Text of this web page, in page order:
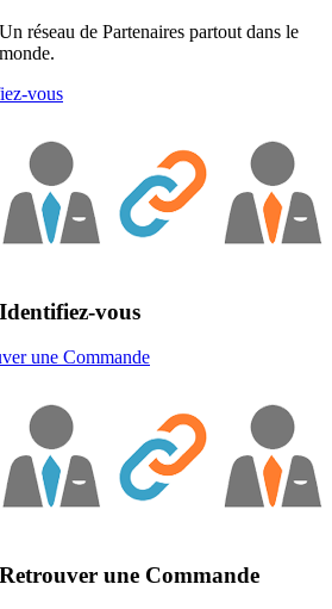
Un réseau de Partenaires partout dans le
monde.
vous
Identifiez-vous
une Commande
Retrouver une Commande